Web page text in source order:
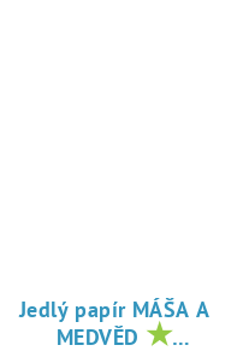
Jedlý papír MÁŠA A
MEDVĚD ★